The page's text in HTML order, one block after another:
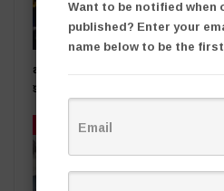
బంగారు దుకాణంలో చోరీ..
కలకలం
తాజా వార్తలు
Want to be notified when
published? Enter your
name below to be the